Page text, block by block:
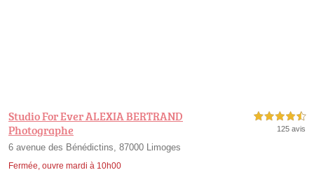
Studio For Ever ALEXIA BERTRAND
Photographe
6 avenue des Bénédictins, 87000 Limoges
Fermée, ouvre mardi à 10h00
4,5 étoiles sur 5
125 avis